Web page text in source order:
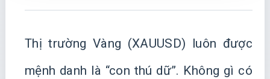
Thị trường Vàng (XAUUSD) luôn được
mệnh danh là “con thú dữ”. Không gì có